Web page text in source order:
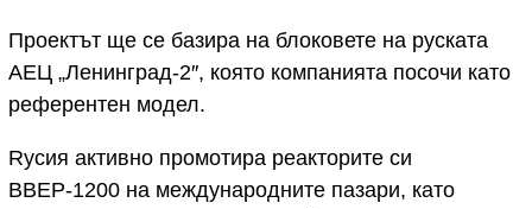
Проектът ще се базира на блоковете на руската
АЕЦ „Ленинград-2″, която компанията посочи като
референтен модел.
Rусия активно промотира реакторите си
ВВЕР-1200 на международните пазари, като